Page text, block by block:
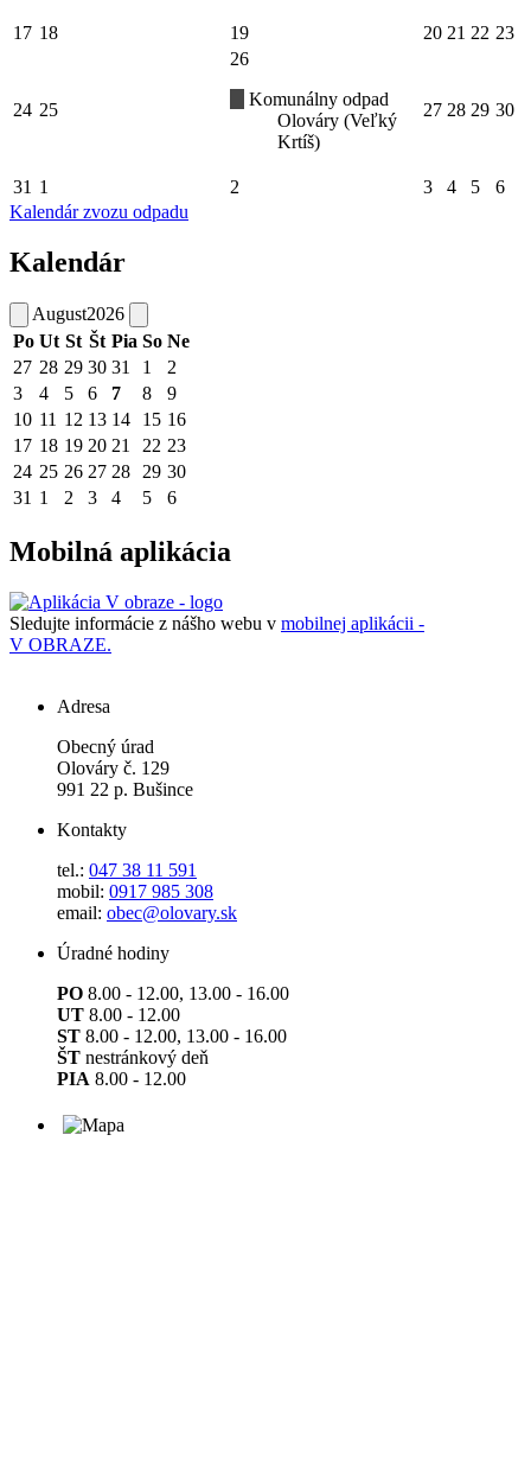
17 18 19 20 21 22 23
24 25
26
Komunálny odpad
Olováry (Veľký
Krtíš)
27 28 29 30
31 1 2 3 4 5
6
Kalendár zvozu odpadu
Kalendár
August2026
Po Ut St Št Pia So Ne
27 28 29 30 31 1
2
3
4 5 6 7 8
9
10 11 12 13 14 15 16
17 18 19 20 21 22 23
24 25 26 27 28 29 30
31 1 2 3 4 5 6
Mobilná aplikácia
Sledujte informácie z nášho webu v mobilnej aplikácii -
V OBRAZE.
Adresa
Obecný úrad
Olováry č. 129
991 22 p. Bušince
Kontakty
tel.: 047 38 11 591
mobil: 0917 985 308
email: obec@olovary.sk
Úradné hodiny
PO 8.00 - 12.00, 13.00 - 16.00
UT 8.00 - 12.00
ST 8.00 - 12.00, 13.00 - 16.00
ŠT nestránkový deň
PIA 8.00 - 12.00